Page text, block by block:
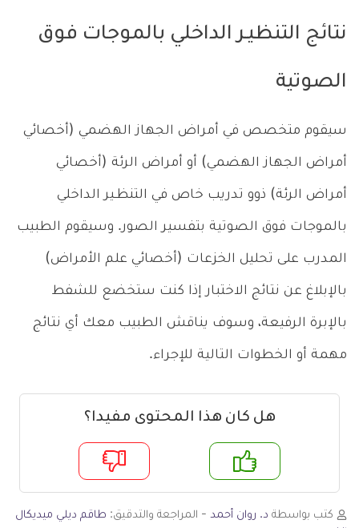
نتائج التنظيـر الداخلي بالموجات فوق
الصوتية
سيقوم متخصص في أمراض الجهاز الهضمي (أخصائي
أمراض الجهاز الهضمي) أو أمراض الرئة (أخصائي
أمراض الرئة) ذوو تدريب خاص في التنظـير الداخلي
بالموجات فوق الصوتية بتفسير الصور. وسيقوم الطبيب
المدرب على تحليل الخزعات (أخصائي علم الأمراض)
بالإبلاغ عن نتائج الاختبار إذا كنت ستخضع للشفط
بالإبرة الرفيعة، وسوف يناقش الطبيب معك أي نتائج
مهمة أو الخطوات التالية للإجراء.
هل كان هذا المحتوى مفيدا؟
لا
كتب بواسطة د. روان أحمد - المراجعة والتدقيق: طاقم ديلي ميديكال